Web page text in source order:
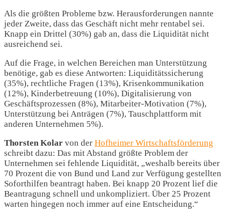
Als die größten Probleme bzw. Herausforderungen nannte
jeder Zweite, dass das Geschäft nicht mehr rentabel sei.
Knapp ein Drittel (30%) gab an, dass die Liquidität nicht
ausreichend sei.
Auf die Frage, in welchen Bereichen man Unterstützung
benötige, gab es diese Antworten: Liquiditätssicherung
(35%), rechtliche Fragen (13%), Krisenkommunikation
(12%), Kinderbetreuung (10%), Digitalisierung von
Geschäftsprozessen (8%), Mitarbeiter-Motivation (7%),
Unterstützung bei Anträgen (7%), Tauschplattform mit
anderen Unternehmen 5%).
Thorsten Kolar von der Hofheimer Wirtschaftsförderung
schreibt dazu: Das mit Abstand größte Problem der
Unternehmen sei fehlende Liquidität, „weshalb bereits über
70 Prozent die von Bund und Land zur Verfügung gestellten
Soforthilfen beantragt haben. Bei knapp 20 Prozent lief die
Beantragung schnell und unkompliziert. Über 25 Prozent
warten hingegen noch immer auf eine Entscheidung.“